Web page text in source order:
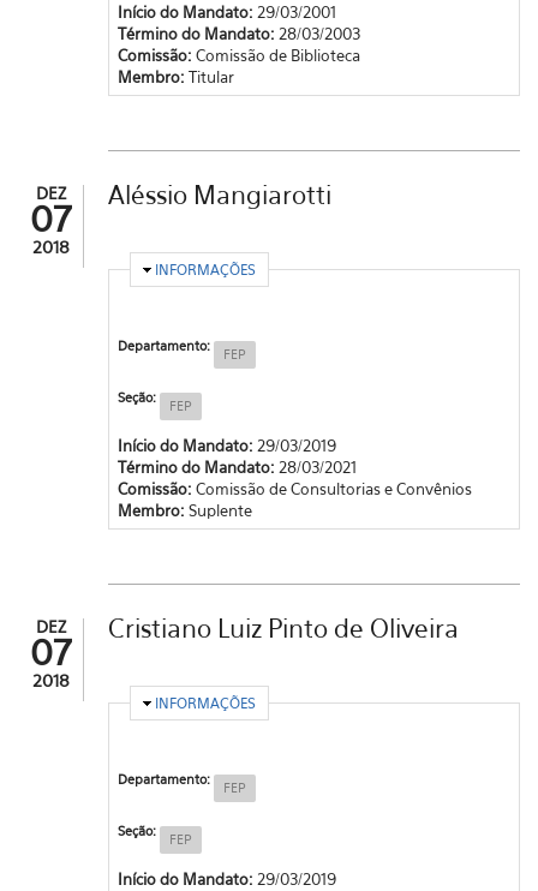
Início do Mandato: 29/03/2001
Término do Mandato: 28/03/2003
Comissão: Comissão de Biblioteca
Membro: Titular
DEZ
07
2018
Aléssio Mangiarotti
OCULTAR
INFORMAÇÕES
Departamento: FEP
Seção: FEP
Início do Mandato: 29/03/2019
Término do Mandato: 28/03/2021
Comissão: Comissão de Consultorias e Convênios
Membro: Suplente
DEZ
07
2018
Cristiano Luiz Pinto de Oliveira
OCULTAR
INFORMAÇÕES
Departamento: FEP
Seção: FEP
Início do Mandato: 29/03/2019